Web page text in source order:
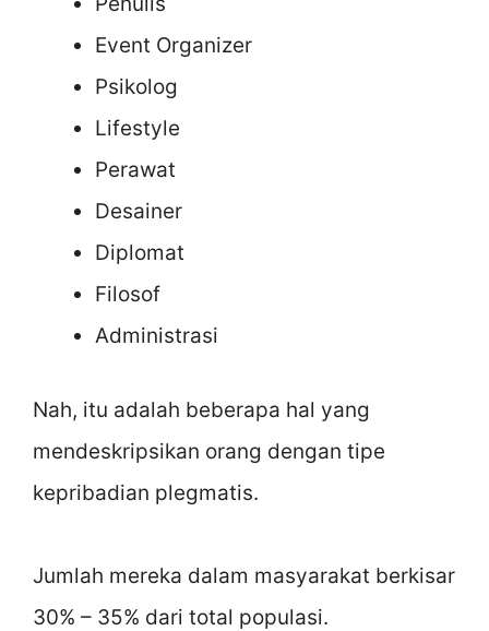
Event Organizer
Psikolog
Lifestyle
Perawat
Desainer
Diplomat
Filosof
Administrasi
Nah, itu adalah beberapa hal yang
mendeskripsikan orang dengan tipe
kepribadian plegmatis.
Jumlah mereka dalam masyarakat berkisar
30% – 35% dari total populasi.